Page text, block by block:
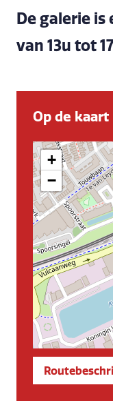
De galerie is
van 13u tot
Op de kaart
+
−